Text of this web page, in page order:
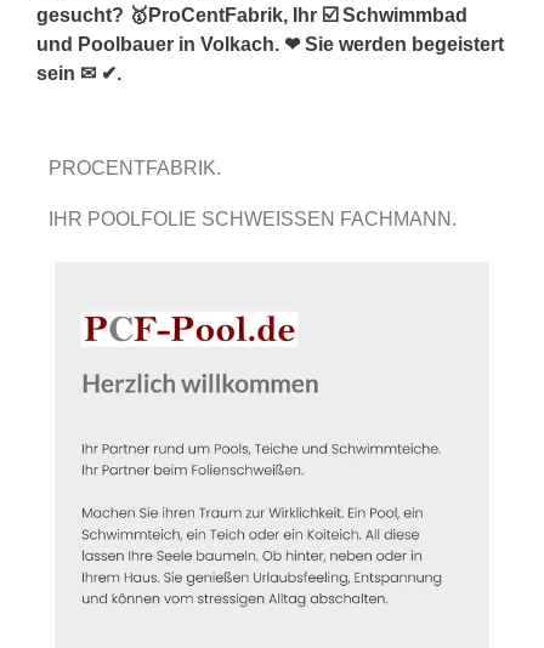
gesucht? 🥇ProCentFabrik, Ihr ☑️ Schwimmbad
und Poolbauer in Volkach. ❤ Sie werden begeistert
sein ✉ ✔.
PROCENTFABRIK.
IHR POOLFOLIE SCHWEISSEN FACHMANN.